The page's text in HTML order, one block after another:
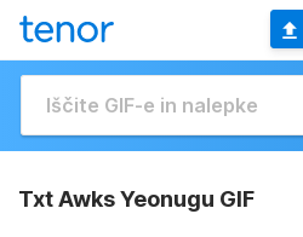
Txt Awks Yeonugu GIF